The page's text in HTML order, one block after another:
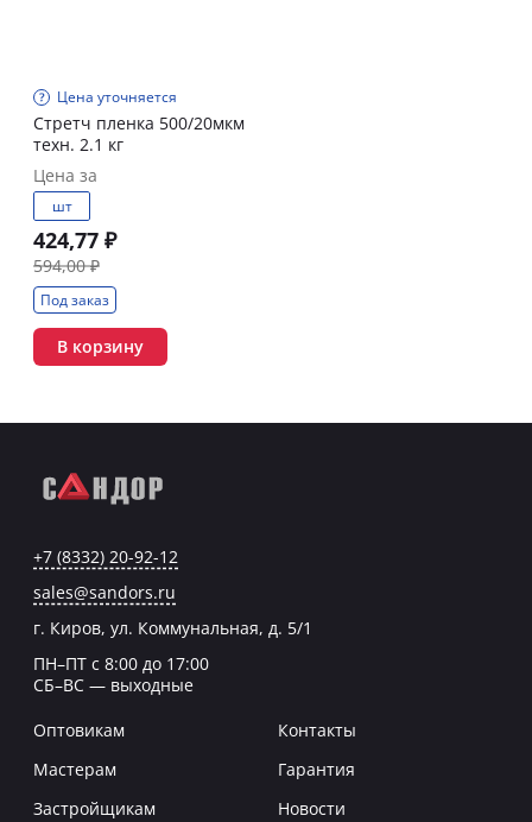
Цена уточняется
Стретч пленка 500/20мкм
техн. 2.1 кг
Цена за
шт
424,77 ₽
594,00 ₽
Под заказ
В корзину
+7 (8332) 20-92-12
sales@sandors.ru
г. Киров, ул. Коммунальная, д. 5/1
ПН–ПТ с 8:00 до 17:00
СБ–ВС — выходные
Оптовикам
Мастерам
Застройщикам
Контакты
Гарантия
Новости